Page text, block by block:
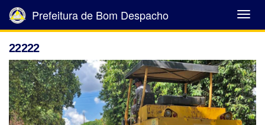
Abrir
Menu
Prefeitura de Bom Despacho
22222